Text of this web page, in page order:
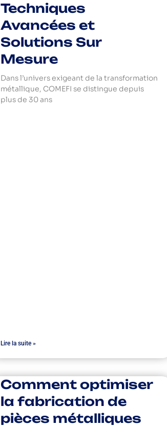
Techniques
Avancées et
Solutions Sur
Mesure
Dans l’univers exigeant de la transformation
métallique, COMEFI se distingue depuis
plus de 30 ans
Lire la suite »
Comment optimiser
la fabrication de
pièces métalliques